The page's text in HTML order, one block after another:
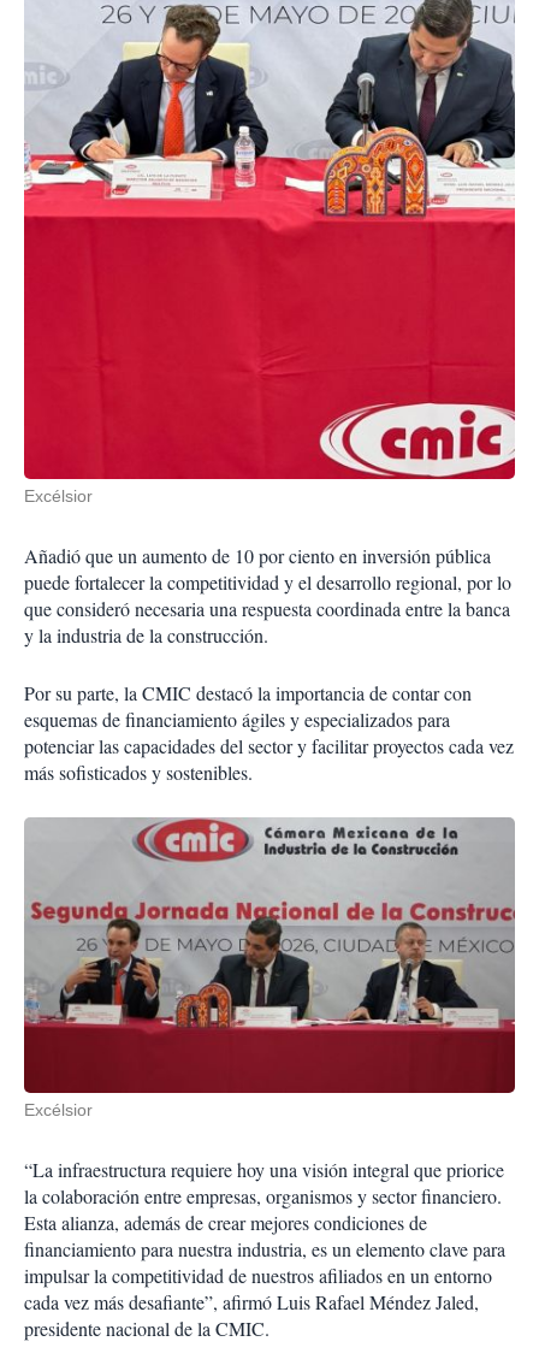
Excélsior
Añadió que un aumento de 10 por ciento en inversión pública
puede fortalecer la competitividad y el desarrollo regional, por lo
que consideró necesaria una respuesta coordinada entre la banca
y la industria de la construcción.
Por su parte, la CMIC destacó la importancia de contar con
esquemas de financiamiento ágiles y especializados para
potenciar las capacidades del sector y facilitar proyectos cada vez
más sofisticados y sostenibles.
Excélsior
“La infraestructura requiere hoy una visión integral que priorice
la colaboración entre empresas, organismos y sector financiero.
Esta alianza, además de crear mejores condiciones de
financiamiento para nuestra industria, es un elemento clave para
impulsar la competitividad de nuestros afiliados en un entorno
cada vez más desafiante”, afirmó Luis Rafael Méndez Jaled,
presidente nacional de la CMIC.